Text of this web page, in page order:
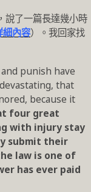
說了一篇長達幾小時
細內容）。我回家找
punish have
that
because it
four great
with injury stay
submit their
law is one of
has ever paid